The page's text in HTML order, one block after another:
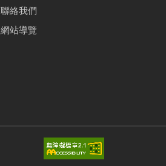
聯絡我們
網站導覽